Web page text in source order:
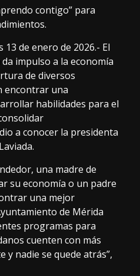
contigo” para
de enero de 2026.- El
impulso a la economía
de diversos
encontrar una
habilidades para el
a conocer la presidenta
una madre de
su economía o un padre
una mejor
de Mérida
programas para
cuenten con más
y nadie se quede atrás”,